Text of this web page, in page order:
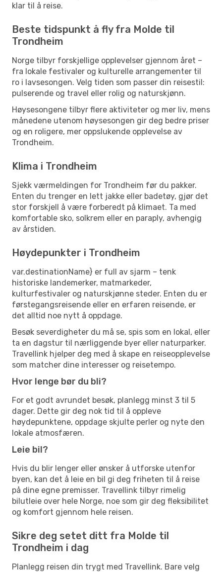
klar til å reise.
Beste tidspunkt å fly fra Molde til
Trondheim
Norge tilbyr forskjellige opplevelser gjennom året –
fra lokale festivaler og kulturelle arrangementer til
ro i lavsesongen. Velg tiden som passer din reisestil:
pulserende og travel eller rolig og naturskjønn.
Høysesongene tilbyr flere aktiviteter og mer liv, mens
månedene utenom høysesongen gir deg bedre priser
og en roligere, mer oppslukende opplevelse av
Trondheim.
Klima i Trondheim
Sjekk værmeldingen for Trondheim før du pakker.
Enten du trenger en lett jakke eller badetøy, gjør det
stor forskjell å være forberedt på klimaet. Ta med
komfortable sko, solkrem eller en paraply, avhengig
av årstiden.
Høydepunkter i Trondheim
var.destinationName} er full av sjarm – tenk
historiske landemerker, matmarkeder,
kulturfestivaler og naturskjønne steder. Enten du er
førstegangsreisende eller en erfaren reisende, er
det alltid noe nytt å oppdage.
Besøk severdigheter du må se, spis som en lokal, eller
ta en dagstur til nærliggende byer eller naturparker.
Travellink hjelper deg med å skape en reiseopplevelse
som matcher dine interesser og reisetempo.
Hvor lenge bør du bli?
For et godt avrundet besøk, planlegg minst 3 til 5
dager. Dette gir deg nok tid til å oppleve
høydepunktene, oppdage skjulte perler og nyte den
lokale atmosfæren.
Leie bil?
Hvis du blir lenger eller ønsker å utforske utenfor
byen, kan det å leie en bil gi deg friheten til å reise
på dine egne premisser. Travellink tilbyr rimelig
bilutleie over hele Norge, noe som gir deg fleksibilitet
og komfort gjennom hele reisen.
Sikre deg setet ditt fra Molde til
Trondheim i dag
Planlegg reisen din trygt med Travellink. Bare velg